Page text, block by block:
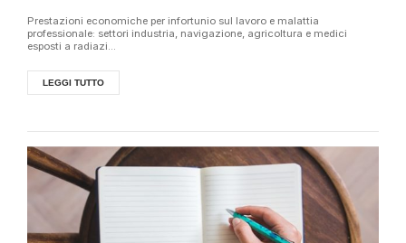
Prestazioni economiche per infortunio sul lavoro e malattia
professionale: settori industria, navigazione, agricoltura e medici
esposti a radiazi...
LEGGI TUTTO